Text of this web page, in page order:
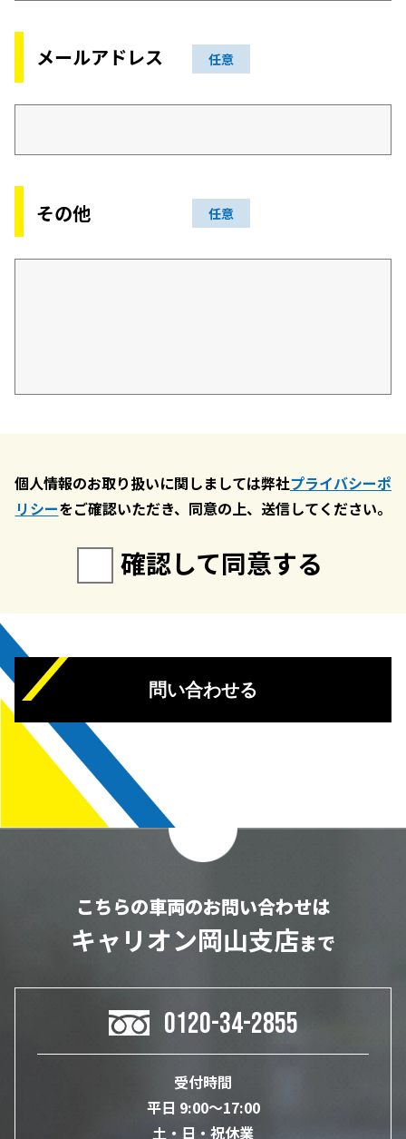
メールアドレス 任意
その他 任意
個人情報のお取り扱いに関しましては弊社プライバシーポ
リシーをご確認いただき、同意の上、送信してください。
確認して同意する
問い合わせる
こちらの車両のお問い合わせは
キャリオン岡山支店まで
0120-34-2855
受付時間
平日 9:00～17:00
土・日・祝休業